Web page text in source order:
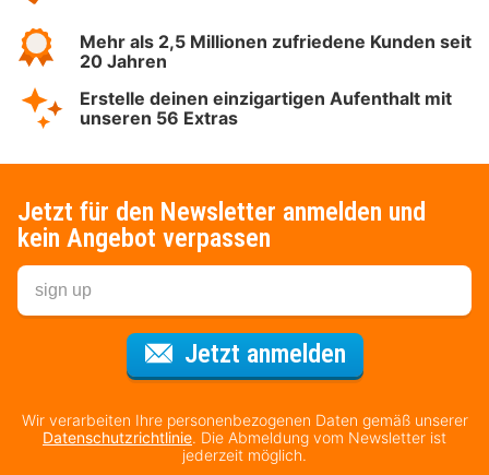
Mehr als 2,5 Millionen zufriedene Kunden seit
20 Jahren
Erstelle deinen einzigartigen Aufenthalt mit
unseren 56 Extras
Jetzt für den Newsletter anmelden und
kein Angebot verpassen
Jetzt anmeldenFür den
Wir verarbeiten Ihre personenbezogenen Daten gemäß unserer
Datenschutzrichtlinie. Die Abmeldung vom Newsletter ist
jederzeit möglich.